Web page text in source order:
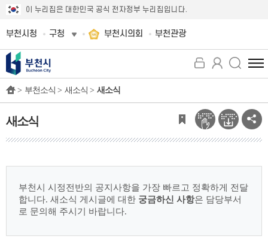
이 누리집은 대한민국 공식 전자정부 누리집입니다.
부천시청 구청 부천시의회 부천관광
전
체
뉴
보
기
> 부천소식 > 새소식 > 새소식
새소식
부천시 시정전반의 공지사항을 가장 빠르고 정확하게 전달
합니다. 새소식 게시글에 대한 궁금하신 사항은 담당부서
로 문의해 주시기 바랍니다.